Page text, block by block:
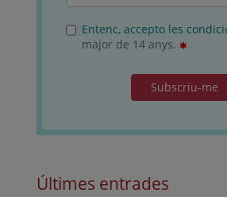
Entenc, accepto les
major de 14 anys.
Subscriu-me
Últimes entrades